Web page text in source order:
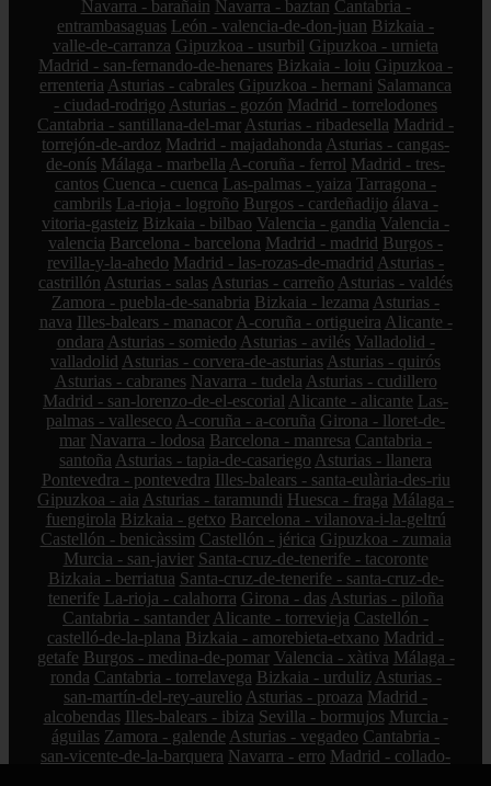
Navarra - barañain Navarra - baztan Cantabria -
entrambasaguas León - valencia-de-don-juan Bizkaia -
valle-de-carranza Gipuzkoa - usurbil Gipuzkoa - urnieta
Madrid - san-fernando-de-henares Bizkaia - loiu Gipuzkoa -
errenteria Asturias - cabrales Gipuzkoa - hernani Salamanca
- ciudad-rodrigo Asturias - gozón Madrid - torrelodones
Cantabria - santillana-del-mar Asturias - ribadesella Madrid -
torrejón-de-ardoz Madrid - majadahonda Asturias - cangas-
de-onís Málaga - marbella A-coruña - ferrol Madrid - tres-
cantos Cuenca - cuenca Las-palmas - yaiza Tarragona -
cambrils La-rioja - logroño Burgos - cardeñadijo álava -
vitoria-gasteiz Bizkaia - bilbao Valencia - gandia Valencia -
valencia Barcelona - barcelona Madrid - madrid Burgos -
revilla-y-la-ahedo Madrid - las-rozas-de-madrid Asturias -
castrillón Asturias - salas Asturias - carreño Asturias - valdés
Zamora - puebla-de-sanabria Bizkaia - lezama Asturias -
nava Illes-balears - manacor A-coruña - ortigueira Alicante -
ondara Asturias - somiedo Asturias - avilés Valladolid -
valladolid Asturias - corvera-de-asturias Asturias - quirós
Asturias - cabranes Navarra - tudela Asturias - cudillero
Madrid - san-lorenzo-de-el-escorial Alicante - alicante Las-
palmas - valleseco A-coruña - a-coruña Girona - lloret-de-
mar Navarra - lodosa Barcelona - manresa Cantabria -
santoña Asturias - tapia-de-casariego Asturias - llanera
Pontevedra - pontevedra Illes-balears - santa-eulària-des-riu
Gipuzkoa - aia Asturias - taramundi Huesca - fraga Málaga -
fuengirola Bizkaia - getxo Barcelona - vilanova-i-la-geltrú
Castellón - benicàssim Castellón - jérica Gipuzkoa - zumaia
Murcia - san-javier Santa-cruz-de-tenerife - tacoronte
Bizkaia - berriatua Santa-cruz-de-tenerife - santa-cruz-de-
tenerife La-rioja - calahorra Girona - das Asturias - piloña
Cantabria - santander Alicante - torrevieja Castellón -
castelló-de-la-plana Bizkaia - amorebieta-etxano Madrid -
getafe Burgos - medina-de-pomar Valencia - xàtiva Málaga -
ronda Cantabria - torrelavega Bizkaia - urduliz Asturias -
san-martín-del-rey-aurelio Asturias - proaza Madrid -
alcobendas Illes-balears - ibiza Sevilla - bormujos Murcia -
águilas Zamora - galende Asturias - vegadeo Cantabria -
san-vicente-de-la-barquera Navarra - erro Madrid - collado-